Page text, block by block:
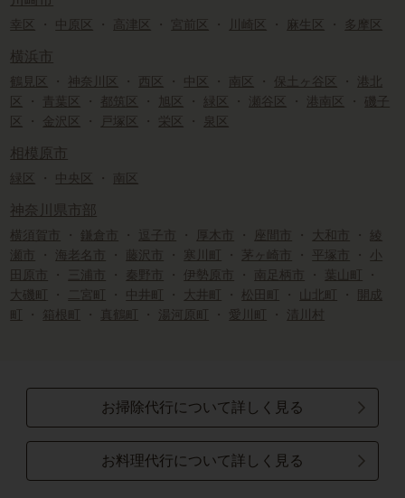
幸区 ・ 中原区 ・ 高津区 ・ 宮前区 ・ 川崎区 ・ 麻生区 ・ 多摩区
横浜市
鶴見区 ・ 神奈川区 ・ 西区 ・ 中区 ・ 南区 ・ 保土ヶ谷区 ・ 港北
区
・ 青葉区 ・ 都筑区 ・ 旭区 ・ 緑区 ・ 瀬谷区 ・ 港南区 ・ 磯子
区
・ 金沢区 ・ 戸塚区 ・ 栄区 ・ 泉区
相模原市
緑区 ・ 中央区 ・ 南区
神奈川県市部
横須賀市 ・ 鎌倉市 ・ 逗子市 ・ 厚木市 ・ 座間市 ・ 大和市 ・ 綾
瀬市
・ 海老名市 ・ 藤沢市 ・ 寒川町 ・ 茅ヶ崎市 ・ 平塚市 ・ 小
田原市
・ ・ 秦野市 ・ 伊勢原市 ・ 南足柄市 ・ 葉山町
・
大磯町
・ 二宮町 ・ 中井町 ・ 大井町 ・ 松田町 ・ 山北町 ・ 開成
町
・ 箱根町 ・ 真鶴町 ・ 湯河原町 ・ 愛川町 ・ 清川村
お掃除代行について詳しく見る
お料理代行について詳しく見る